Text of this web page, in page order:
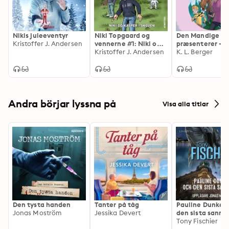
Nikis juleeventyr
Kristoffer J. Andersen
Niki Topgaard og
vennerne #1: Niki og
Kasper i skoven
Kristoffer J. Andersen
Den Mandige
præsenterer -
elgtastisk
K. L. Berger
Andra börjar lyssna på Visa alla titlar
Den tysta handen
Jonas Moström
Tanter på tåg
Jessika Devert
Pauline Dunker
den sista
Tony Fischier